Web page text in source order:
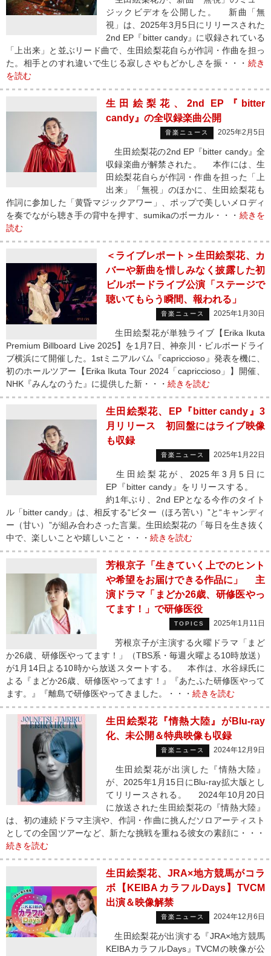
ジックビデオを公開した。 新曲「無
視」は、2025年3月5日にリリースされた
2nd EP『bitter candy』に収録されている
「上出来」と並ぶリード曲で、生田絵梨花自らが作詞・作曲を担っ
た。相手とのすれ違いで生じる寂しさやもどかしさを振・・・ 続き
を読む
生田絵梨花、2nd EP『bitter
candy』の全収録楽曲公開
音楽ニュース 2025年2月5日
生田絵梨花の2nd EP『bitter candy』全
収録楽曲が解禁された。 本作には、生
田絵梨花自らが作詞・作曲を担った「上
出来」「無視」のほかに、生田絵梨花も
作詞に参加した「黄昏マジックアワー」、ポップで美しいメロディ
を奏でながら聴き手の背中を押す、sumikaのボーカル・・・ 続きを
読む
＜ライブレポート＞生田絵梨花、カ
バーや新曲を惜しみなく披露した初
ビルボードライブ公演「ステージで
聴いてもらう瞬間、報われる」
音楽ニュース 2025年1月30日
生田絵梨花が単独ライブ【Erika Ikuta
Premium Billboard Live 2025】を1月7日、神奈川・ビルボードライ
ブ横浜にて開催した。1stミニアルバム『capriccioso』発表を機に、
初のホールツアー【Erika Ikuta Tour 2024「capriccioso」】開催、
NHK『みんなのうた』に提供した新・・・ 続きを読む
生田絵梨花、EP『bitter candy』3
月リリース 初回盤にはライブ映像
も収録
音楽ニュース 2025年1月22日
生田絵梨花が、2025年3月5日に
EP『bitter candy』をリリースする。
約1年ぶり、2nd EPとなる今作のタイト
ル「bitter candy」は、相反する“ビター（ほろ苦い）”と“キャンディ
ー（甘い）”が組み合わさった言葉。生田絵梨花の「毎日を生き抜く
中で、楽しいことや嬉しいこと・・・ 続きを読む
芳根京子「生きていく上でのヒント
や希望をお届けできる作品に」 主
演ドラマ「まどか26歳、研修医やっ
てます！」で研修医役
TOPICS 2025年1月11日
芳根京子が主演する火曜ドラマ「まど
か26歳、研修医やってます！」（TBS系・毎週火曜よる10時放送）
が1月14日よる10時から放送スタートする。 本作は、水谷緑氏に
よる『まどか26歳、研修医やってます！』『あたふた研修医やって
ます。』『離島で研修医やってきました。・・・ 続きを読む
生田絵梨花『情熱大陸』がBlu-ray
化、未公開＆特典映像も収録
音楽ニュース 2024年12月9日
生田絵梨花が出演した『情熱大陸』
が、2025年1月15日にBlu-ray拡大版とし
てリリースされる。 2024年10月20日
に放送された生田絵梨花の『情熱大陸』
は、初の連続ドラマ主演や、作詞・作曲に挑んだソロアーティスト
としての全国ツアーなど、新たな挑戦を重ねる彼女の素顔に・・・
続きを読む
生田絵梨花、JRA×地方競馬がコラ
ボ【KEIBAカラフルDays】TVCM
出演＆映像解禁
音楽ニュース 2024年12月6日
生田絵梨花が出演する『JRA×地方競馬
KEIBAカラフルDays』TVCMの映像が公